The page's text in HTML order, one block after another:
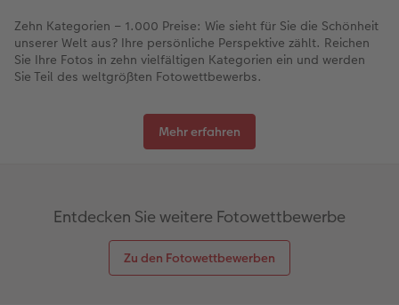
Zehn Kategorien – 1.000 Preise: Wie sieht für Sie die Schönheit
unserer Welt aus? Ihre persönliche Perspektive zählt. Reichen
Sie Ihre Fotos in zehn vielfältigen Kategorien ein und werden
Sie Teil des weltgrößten Fotowettbewerbs.
Mehr erfahren
Entdecken Sie weitere Fotowettbewerbe
Zu den Fotowettbewerben